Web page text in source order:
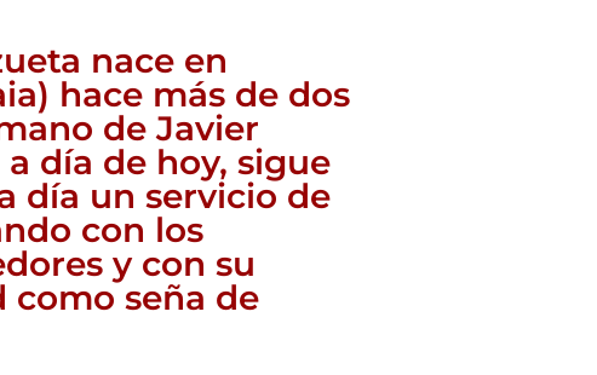
nace en
hace más de dos
de Javier
día de hoy, sigue
día un servicio de
con los
y con su
como seña de